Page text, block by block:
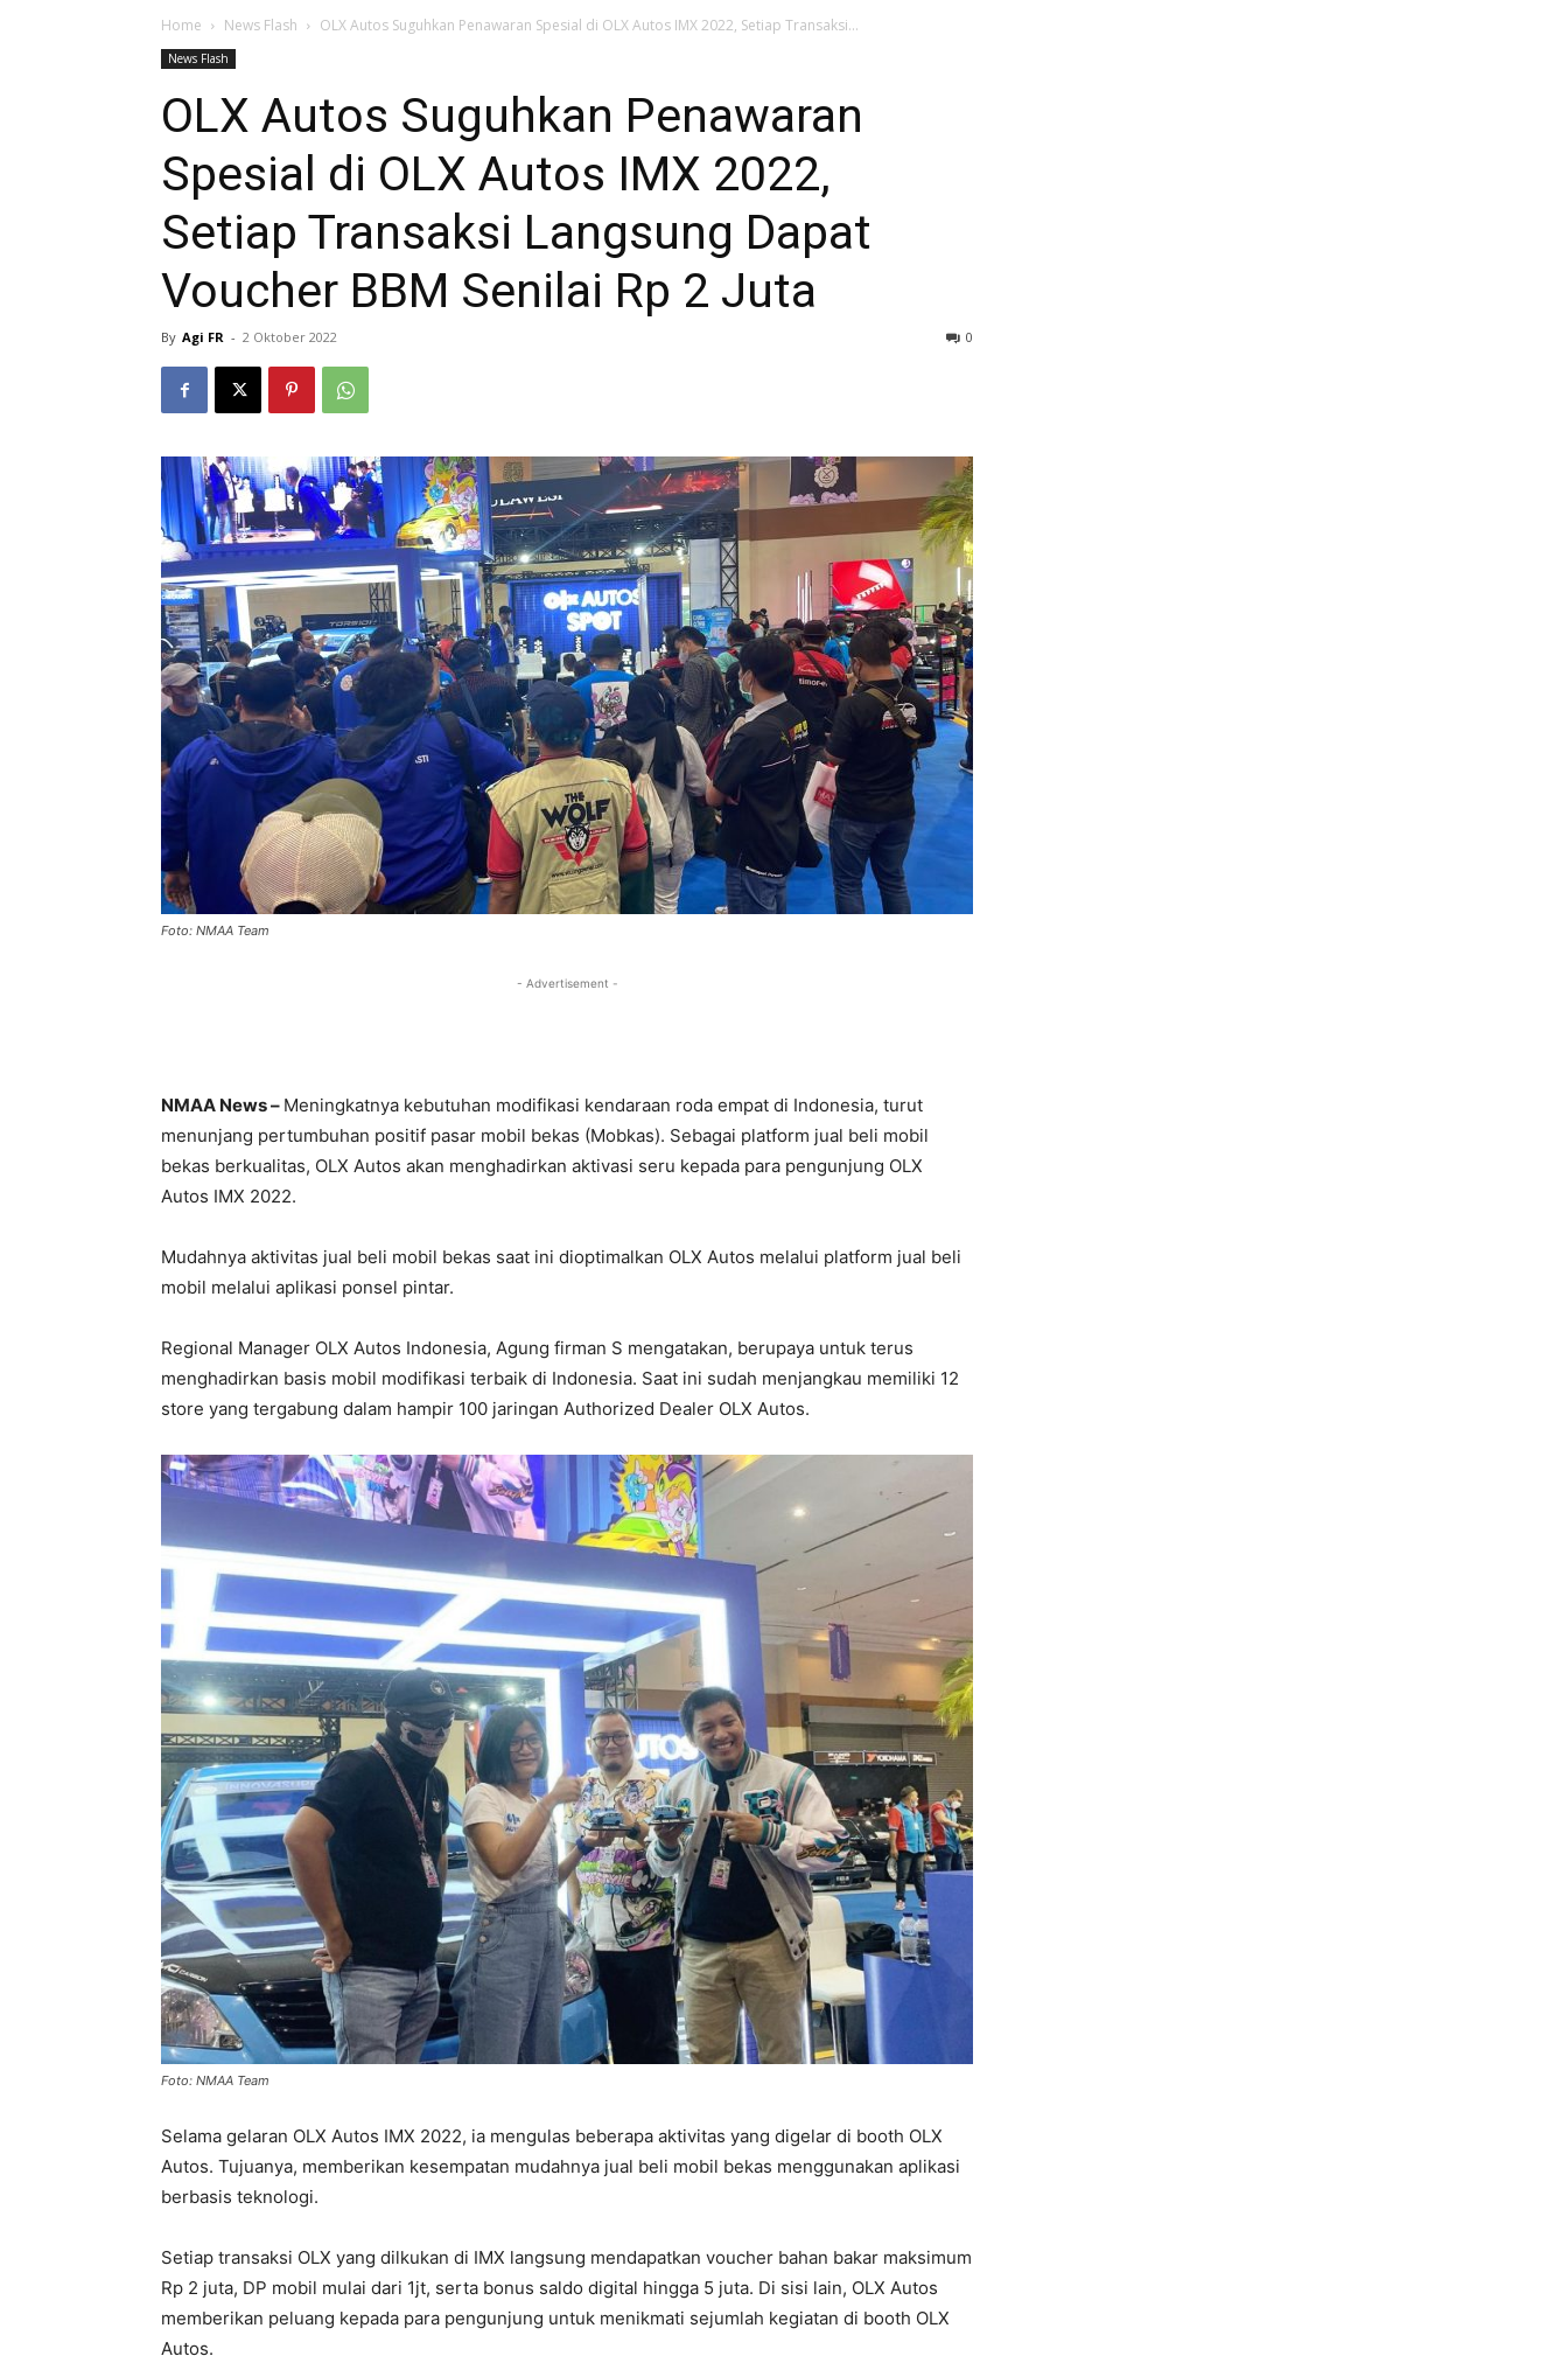
Home News Flash OLX Autos Suguhkan Penawaran Spesial di OLX Autos IMX 2022, Setiap Transaksi...
News Flash
OLX Autos Suguhkan Penawaran
Spesial di OLX Autos IMX 2022,
Setiap Transaksi Langsung Dapat
Voucher BBM Senilai Rp 2 Juta
By Agi FR - 2 Oktober 2022 0
Foto: NMAA Team
- Advertisement -
NMAA News – Meningkatnya kebutuhan modifikasi kendaraan roda empat di Indonesia, turut
menunjang pertumbuhan positif pasar mobil bekas (Mobkas). Sebagai platform jual beli mobil
bekas berkualitas, OLX Autos akan menghadirkan aktivasi seru kepada para pengunjung OLX
Autos IMX 2022.
Mudahnya aktivitas jual beli mobil bekas saat ini dioptimalkan OLX Autos melalui platform jual beli
mobil melalui aplikasi ponsel pintar.
Regional Manager OLX Autos Indonesia, Agung firman S mengatakan, berupaya untuk terus
menghadirkan basis mobil modifikasi terbaik di Indonesia. Saat ini sudah menjangkau memiliki 12
store yang tergabung dalam hampir 100 jaringan Authorized Dealer OLX Autos.
Foto: NMAA Team
Selama gelaran OLX Autos IMX 2022, ia mengulas beberapa aktivitas yang digelar di booth OLX
Autos. Tujuanya, memberikan kesempatan mudahnya jual beli mobil bekas menggunakan aplikasi
berbasis teknologi.
Setiap transaksi OLX yang dilkukan di IMX langsung mendapatkan voucher bahan bakar maksimum
Rp 2 juta, DP mobil mulai dari 1jt, serta bonus saldo digital hingga 5 juta. Di sisi lain, OLX Autos
memberikan peluang kepada para pengunjung untuk menikmati sejumlah kegiatan di booth OLX
Autos.